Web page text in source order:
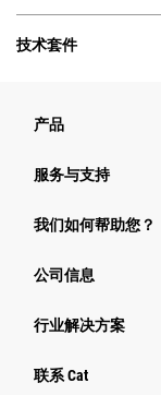
技术套件
产品
服务与支持
我们如何帮助您？
公司信息
行业解决方案
行业
联系 Cat